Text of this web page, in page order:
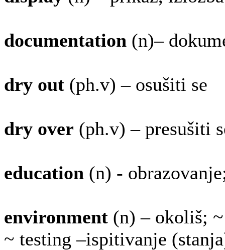
documentation (n)–
dry out (ph.v) – osušiti se
dry over (ph.v) – presušiti
education (n) -
environment (n) – okoliš;
~ testing –ispitivanje